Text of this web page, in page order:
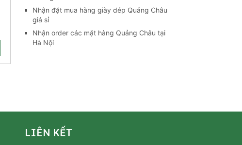
Nhận đặt mua hàng giày dép Quảng Châu
giá sỉ
Nhận order các mặt hàng Quảng Châu tại
Hà Nội
LIÊN KẾT